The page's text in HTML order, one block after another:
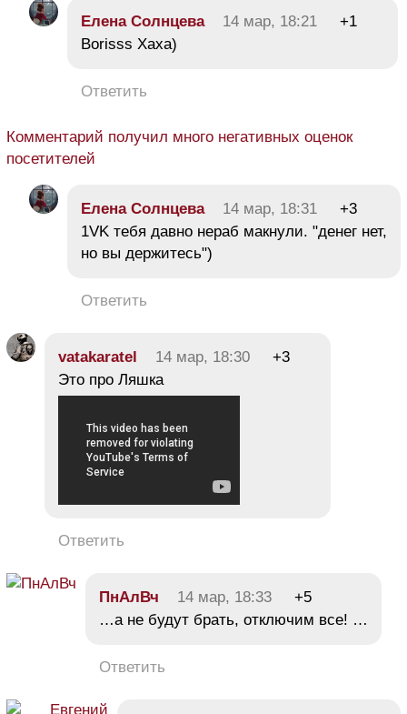
Елена Солнцева 14 мар, 18:21
+1
Borisss Хаха)
Ответить
Комментарий получил много негативных оценок
посетителей
Елена Солнцева 14 мар, 18:31
+3
1VK тебя давно нераб макнули. "денег нет,
но вы держитесь")
Ответить
vatakaratel 14 мар, 18:30
+3
Это про Ляшка
Ответить
ПнАлВч 14 мар, 18:33
+5
…а не будут брать, отключим все! …
Ответить